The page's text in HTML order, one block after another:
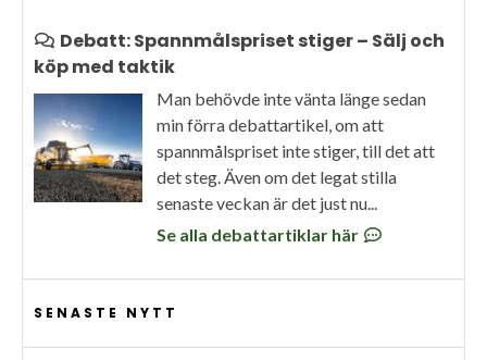
Debatt: Spannmålspriset stiger – Sälj och
köp med taktik
Man behövde inte vänta länge sedan
min förra debattartikel, om att
spannmålspriset inte stiger, till det att
det steg. Även om det legat stilla
senaste veckan är det just nu...
Se alla debattartiklar här
SENASTE NYTT